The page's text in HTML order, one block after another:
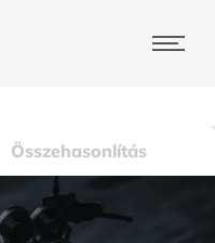
Összehasonlítás